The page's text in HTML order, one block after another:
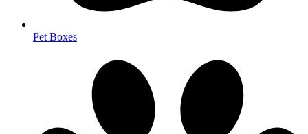
Pet Boxes